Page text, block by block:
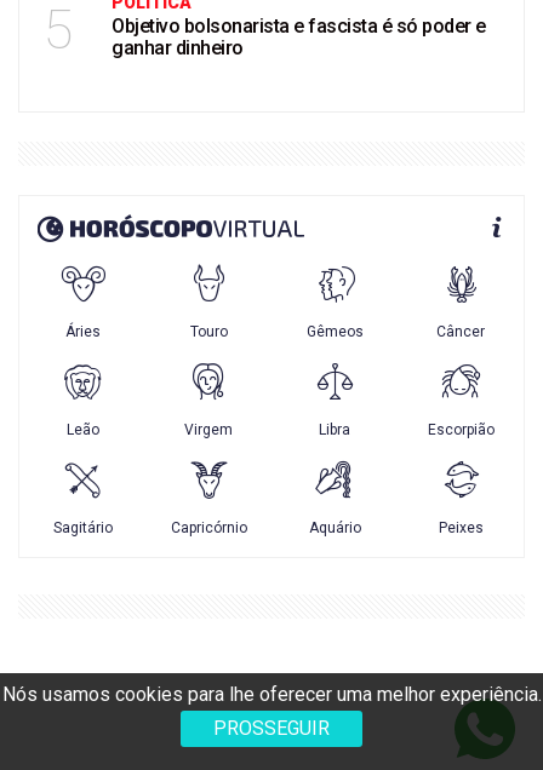
Nós usamos cookies para lhe oferecer uma melhor experiência.
PROSSEGUIR
5
Objetivo bolsonarista e fascista é só poder e
ganhar dinheiro